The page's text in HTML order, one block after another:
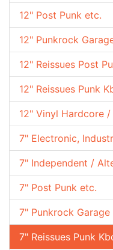
12" Post Punk etc.
12" Punkrock
12" Reissues Post
12" Reissues Punk
12" Vinyl Hardcore /
7" Electronic,
7" Independent /
7" Post Punk etc.
7" Punkrock Garage
7" Reissues Punk